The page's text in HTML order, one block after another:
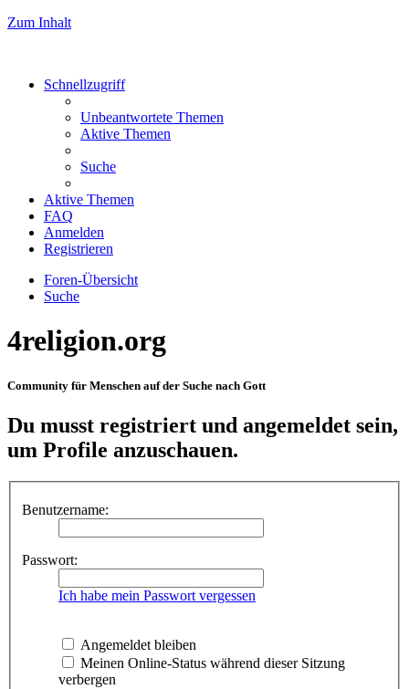
Zum Inhalt
Schnellzugriff
Unbeantwortete Themen
Aktive Themen
Suche
Aktive Themen
FAQ
Anmelden
Registrieren
Foren-Übersicht
Suche
4religion.org
Community für Menschen auf der Suche nach Gott
Du musst registriert und angemeldet sein,
um Profile anzuschauen.
Benutzername:
Passwort:
Ich habe mein Passwort vergessen
Angemeldet bleiben
Meinen Online-Status während dieser Sitzung
verbergen